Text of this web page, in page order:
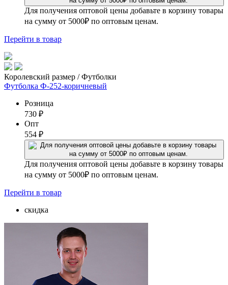
Для получения оптовой цены добавьте в корзину товары
на сумму от 5000₽ по оптовым ценам.
Перейти в товар
Королевский размер / Футболки
Футболка Ф-252-коричневый
Розница
730 ₽
Опт
554 ₽
Для получения оптовой цены добавьте в корзину товары
на сумму от 5000₽ по оптовым ценам.
Перейти в товар
скидка